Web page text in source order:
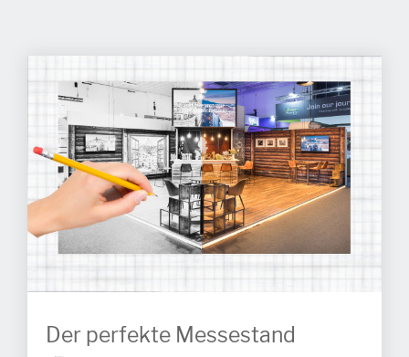
Der perfekte Messestand